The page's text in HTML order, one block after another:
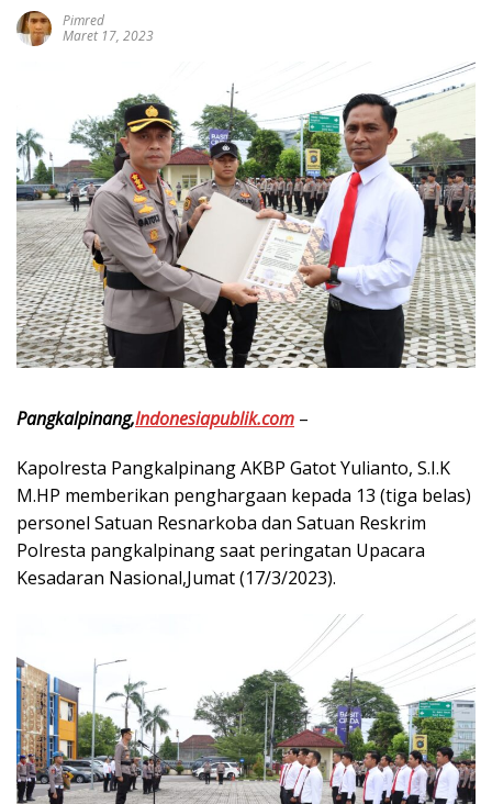
Pimred
Maret 17, 2023
Pangkalpinang,Indonesiapublik.com –
Kapolresta Pangkalpinang AKBP Gatot Yulianto, S.I.K
M.HP memberikan penghargaan kepada 13 (tiga belas)
personel Satuan Resnarkoba dan Satuan Reskrim
Polresta pangkalpinang saat peringatan Upacara
Kesadaran Nasional,Jumat (17/3/2023).